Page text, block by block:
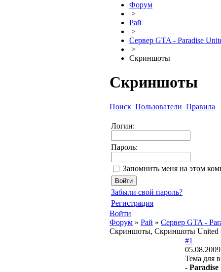
Форум
>
Рай
>
Сервер GTA - Paradise
>
Скриншоты
Скриншоты
Поиск Пользователи Правила
Логин:
Пароль:
Запомнить меня на этом
Забыли свой пароль?
Регистрация
Войти
Форум » Рай » Сервер GTA -
Скриншоты, Скриншоты United
#1
Тема для
-